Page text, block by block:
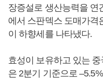
장증설로 생산능력을 연
에서 스판덱스 도매가격
이 하향세를 나타냈다.
효성이 보유하고 있는
은 2분기 기준으로